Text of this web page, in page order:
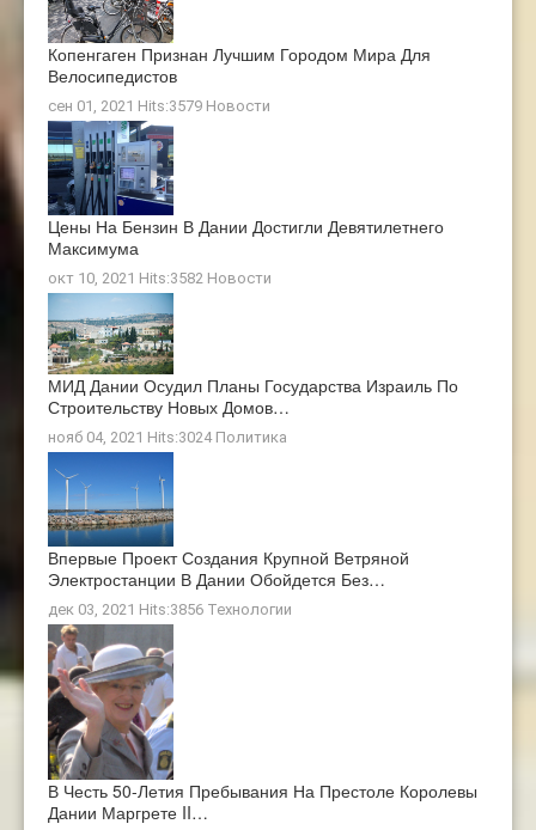
Копенгаген Признан Лучшим Городом Мира Для
Велосипедистов
сен 01, 2021 Hits:3579 Новости
Цены На Бензин В Дании Достигли Девятилетнего
Максимума
окт 10, 2021 Hits:3582 Новости
МИД Дании Осудил Планы Государства Израиль По
Строительству Новых Домов…
нояб 04, 2021 Hits:3024 Политика
Впервые Проект Создания Крупной Ветряной
Электростанции В Дании Обойдется Без…
дек 03, 2021 Hits:3856 Технологии
В Честь 50-Летия Пребывания На Престоле Королевы
Дании Маргрете II…